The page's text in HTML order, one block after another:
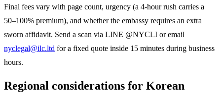
Final fees vary with page count, urgency (a 4-hour rush carries a
50–100% premium), and whether the embassy requires an extra
sworn affidavit. Send a scan via LINE @NYCLI or email
nyclegal@ilc.ltd for a fixed quote inside 15 minutes during business
hours.
Regional considerations for Korean